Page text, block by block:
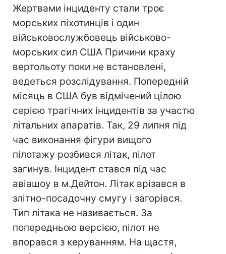
Жертвами інциденту стали троє
морських піхотинців і один
військовослужбовець військово-
морських сил США Причини краху
вертольоту поки не встановлені,
ведеться розслідування. Попередній
місяць в США був відмічений цілою
серією трагічних інцидентів за участю
літальних апаратів. Так, 29 липня під
час виконання фігури вищого
пілотажу розбився літак, пілот
загинув. Інцидент стався під час
авіашоу в м.Дейтон. Літак врізався в
злітно-посадочну смугу і загорівся.
Тип літака не називається. За
попередньою версією, пілот не
впорався з керуванням. На щастя,